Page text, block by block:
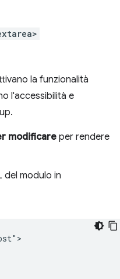
la funzionalità
l'accessibilità e
modificareper rendere
del modulo in